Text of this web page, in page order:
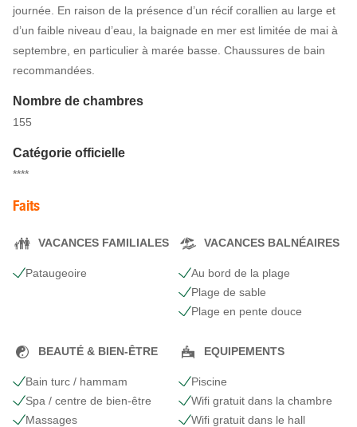
journée. En raison de la présence d’un récif corallien au large et
d’un faible niveau d’eau, la baignade en mer est limitée de mai à
septembre, en particulier à marée basse. Chaussures de bain
recommandées.
Nombre de chambres
155
Catégorie officielle
****
Faits
VACANCES FAMILIALES
Pataugeoire
VACANCES BALNÉAIRES
Au bord de la plage
Plage de sable
Plage en pente douce
BEAUTÉ & BIEN-ÊTRE
Bain turc / hammam
Spa / centre de bien-être
Massages
EQUIPEMENTS
Piscine
Wifi gratuit dans la chambre
Wifi gratuit dans le hall